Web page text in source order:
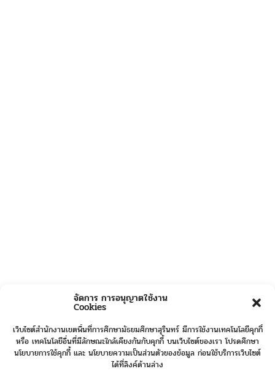
จัดการ การอนุญาตใช้งาน
Cookies
เว็บไซต์สำนักงานเขตพื้นที่การศึกษามัธยมศึกษาสุรินทร์ มีการใช้งานเทคโนโลยีคุกกี้
หรือ เทคโนโลยีอื่นที่มีลักษณะใกล้เคียงกันกับคุกกี้ บนเว็บไซต์ของเรา โปรดศึกษา
นโยบายการใช้คุกกี้ และ นโยบายความเป็นส่วนตัวของข้อมูล ก่อนใช้บริการเว็บไซต์
ได้ที่ลิงค์ด้านล่าง